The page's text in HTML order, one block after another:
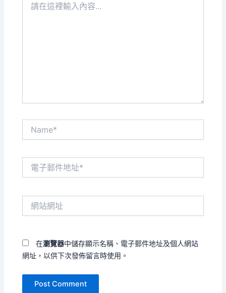
在瀏覽器中儲存顯示名稱、電子郵件地址及個人網站
網址，以供下次發佈留言時使用。